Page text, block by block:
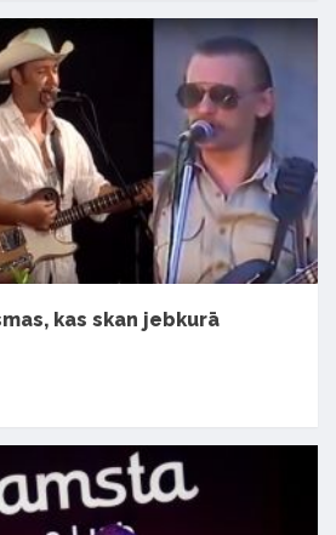
kas skan jebkurā